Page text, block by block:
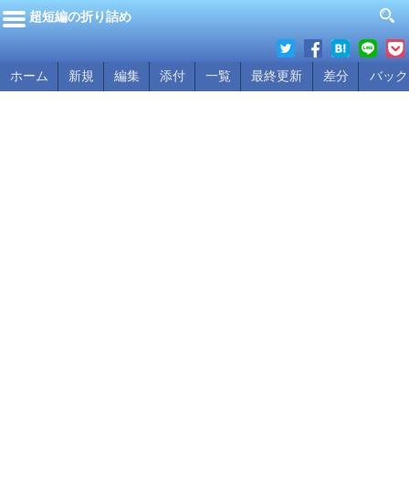
超短編の折り詰め
ホーム 新規 編集 添付 一覧 最終更新 差分 バッ